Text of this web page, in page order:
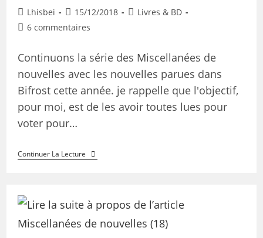
Lhisbei 15/12/2018
Livres & BD
6 commentaires
Continuons la série des Miscellanées de
nouvelles avec les nouvelles parues dans
Bifrost cette année. je rappelle que l'objectif,
pour moi, est de les avoir toutes lues pour
voter pour…
Continuer La Lecture